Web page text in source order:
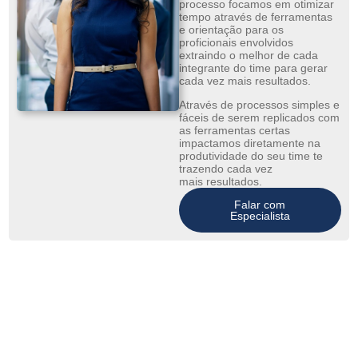
processo focamos em otimizar
tempo através de ferramentas
e orientação para os
proficionais envolvidos
extraindo o melhor de cada
integrante do time para gerar
cada vez mais resultados.
Através de processos simples e
fáceis de serem replicados com
as ferramentas certas
impactamos diretamente na
produtividade do seu time te
trazendo cada vez
mais resultados.
Falar com
Especialista